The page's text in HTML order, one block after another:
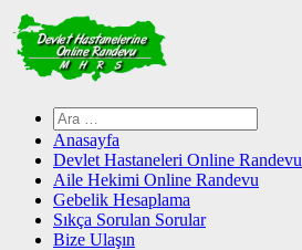
Skip
to
content
Arama:
Anasayfa
Devlet Hastaneleri Online Randevu
Aile Hekimi Online Randevu
Gebelik Hesaplama
Sıkça Sorulan Sorular
Bize Ulaşın